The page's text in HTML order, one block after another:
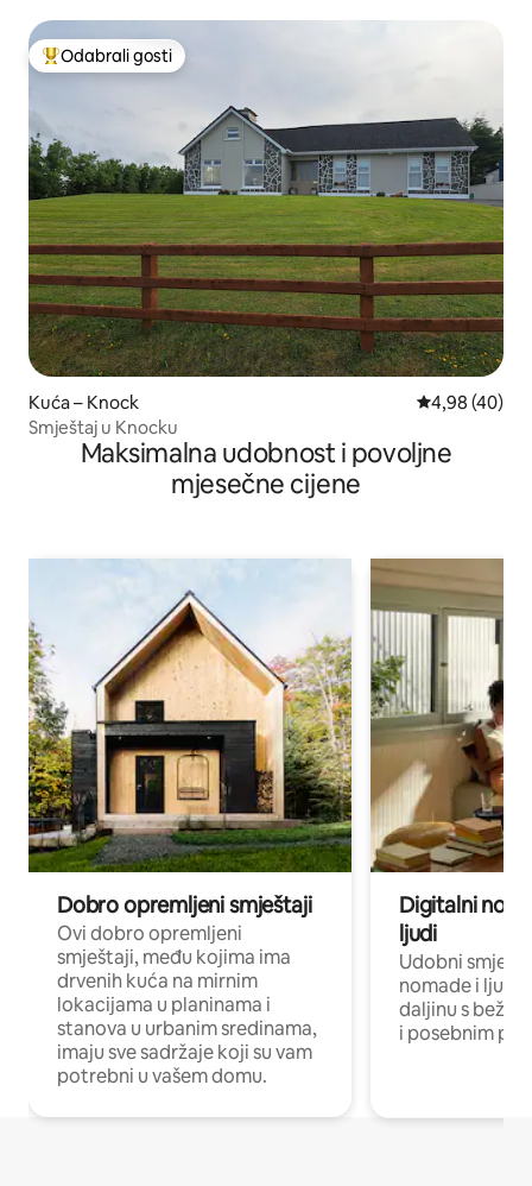
Među najviše rangiranima s oznakom „Odabrali gosti”
Odabrali gosti
Kuća – Knock Prosječna
4,98 (40)
Smještaj u Knocku
Maksimalna udobnost i povoljne
mjesečne cijene
Dobro opremljeni smještaji
Ovi dobro opremljeni
smještaji, među kojima ima
drvenih kuća na mirnim
lokacijama u planinama i
stanova u urbanim sredinama,
imaju sve sadržaje koji su vam
potrebni u vašem domu.
Digitalni
ljudi
Udobni
nomade i ljude
daljinu s
i posebnim